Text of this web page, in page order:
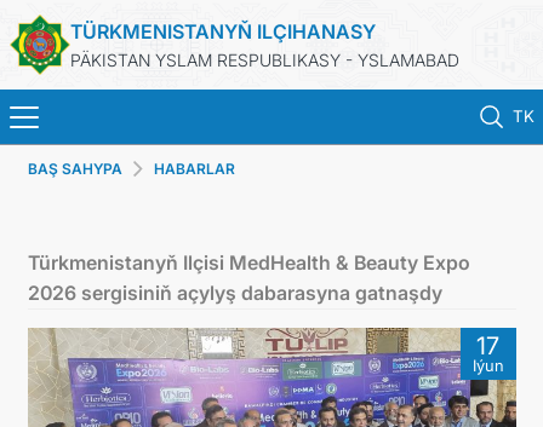
TÜRKMENISTANYŇ ILÇIHANASY
PÄKISTAN YSLAM RESPUBLIKASY - YSLAMABAD
TK
BAŞ SAHYPA
TÜRKMENISTAN
KONSULLYK HYZMATLARY
BAŞ SAHYPA HABARLAR
Türkmenistanyň Ilçisi MedHealth & Beauty Expo
2026 sergisiniň açylyş dabarasyna gatnaşdy
17
Iýun